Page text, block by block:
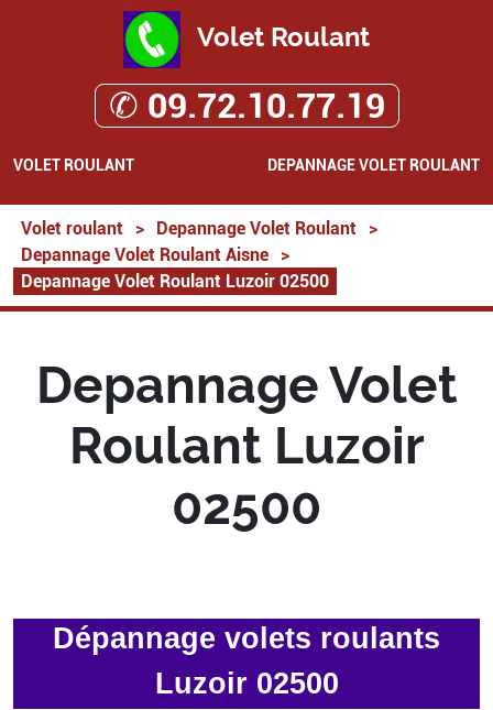
Volet Roulant
✆ 09.72.10.77.19
VOLET ROULANT DEPANNAGE VOLET ROULANT
Volet roulant > Depannage Volet Roulant
>
Depannage Volet Roulant Aisne
>
Depannage Volet Roulant Luzoir 02500
Depannage Volet
Roulant Luzoir
02500
Dépannage volets roulants
Luzoir 02500